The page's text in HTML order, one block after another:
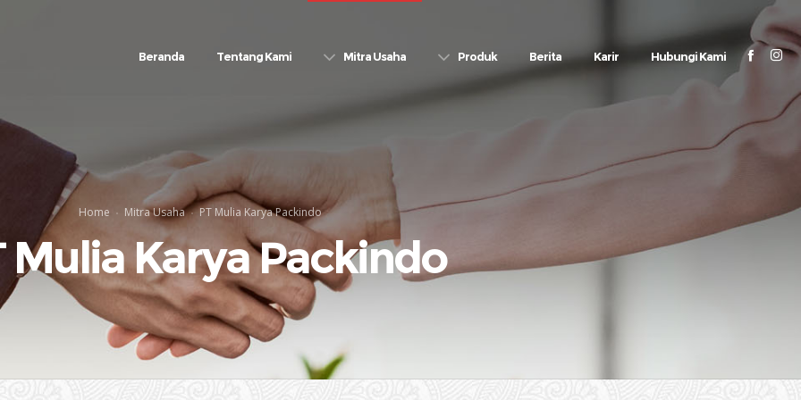
Beranda Tentang Kami Mitra Usaha Produk Berita Karir Hubungi Kami
Home Mitra Usaha PT Mulia Karya Packindo
Mulia Karya Packindo